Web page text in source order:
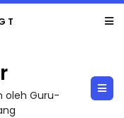
#...
oleh Guru-